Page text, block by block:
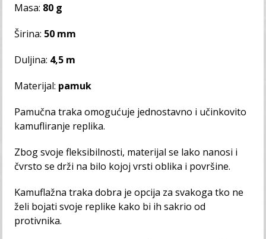
Masa: 80 g
Širina: 50 mm
Duljina: 4,5 m
Materijal: pamuk
Pamučna traka omogućuje jednostavno i učinkovito
kamufliranje replika.
Zbog svoje fleksibilnosti, materijal se lako nanosi i
čvrsto se drži na bilo kojoj vrsti oblika i površine.
Kamuflažna traka dobra je opcija za svakoga tko ne
želi bojati svoje replike kako bi ih sakrio od
protivnika.